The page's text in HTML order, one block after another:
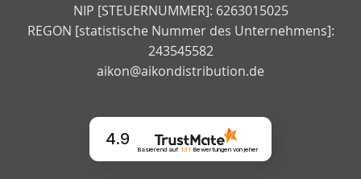
NIP [STEUERNUMMER]: 6263015025
REGON [statistische Nummer des Unternehmens]:
243545582
aikon@aikondistribution.de
4.9
Basierend auf 131 Bewertungenvon jeher